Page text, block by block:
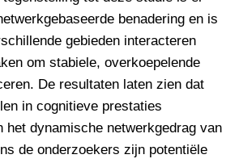
benadering en is
gebieden interacteren
om stabiele, overkoepelende
De resultaten laten zien dat
in cognitieve prestaties
het dynamische netwerkgedrag van
de onderzoekers zijn potentiële